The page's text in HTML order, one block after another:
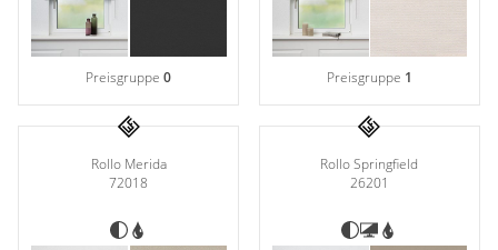
Preisgruppe0 Preisgruppe 1
Rollo Merida
72018
Rollo Springfield
26201